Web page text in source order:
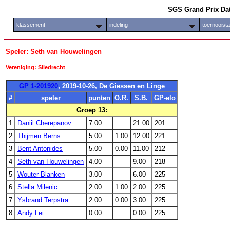
SGS Grand Prix
klassement indeling
Speler: Seth van Houwelingen
Vereniging: Sliedrecht
GP 1-201920, 2019-10-26, De Giessen en Linge
#
speler punten O.R. S.B.
GP-elo
Groep 13:
1
Daniil Cherepanov 7.00 21.00
201
2
Thijmen Berns 5.00 1.00 12.00
221
3
Bent Antonides 5.00 0.00 11.00
212
4
Seth van Houwelingen 4.00 9.00
218
5
Wouter Blanken 3.00 6.00
225
6
Stella Milenic 2.00 1.00 2.00
225
7
Ysbrand Terpstra 2.00 0.00 3.00
225
8
Andy Lei 0.00 0.00 225